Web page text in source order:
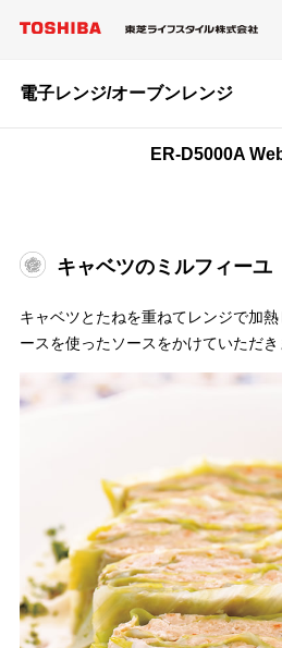
電子レンジ/オーブンレンジ
ER-D5000A
キャベツのミルフィーユ
キャベツとたねを重ねてレンジで加
ースを使ったソースをかけていただき